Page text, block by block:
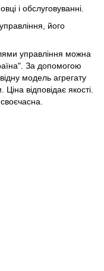
і обслуговуванні.
його
управління можна
За допомогою
модель агрегату
відповідає якості.